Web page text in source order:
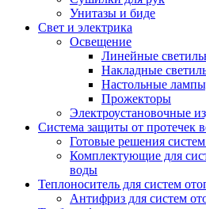
Унитазы и биде
Свет и электрика
Освещение
Линейные
Накладные
Настольные
Прожекторы
Электроустановочные
Система защиты от протечек
Готовые решения
Комплектующие для
воды
Теплоноситель для систем
Антифриз для систем